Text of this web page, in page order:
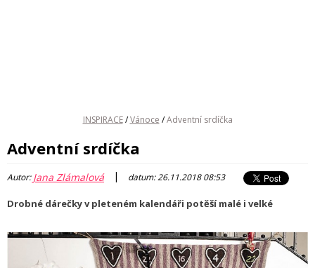
INSPIRACE / Vánoce / Adventní srdíčka
Adventní srdíčka
Autor:Jana Zlámalová | datum: 26.11.2018 08:53
Drobné dárečky v pleteném kalendáři potěší malé i velké